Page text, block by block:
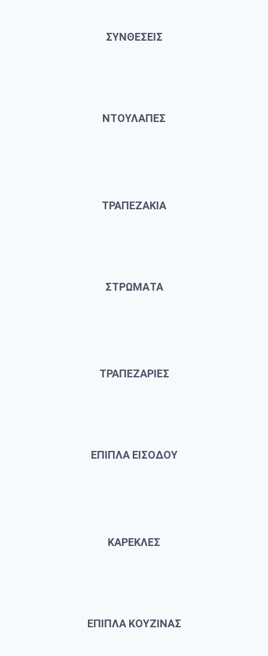
ΣΥΝΘΕΣΕΙΣ
ΝΤΟΥΛΑΠΕΣ
ΤΡΑΠΕΖΑΚΙΑ
ΣΤΡΩΜΑΤΑ
ΤΡΑΠΕΖΑΡΙΕΣ
ΕΠΙΠΛΑ ΕΙΣΟΔΟΥ
ΚΑΡΕΚΛΕΣ
ΕΠΙΠΛΑ ΚΟΥΖΙΝΑΣ